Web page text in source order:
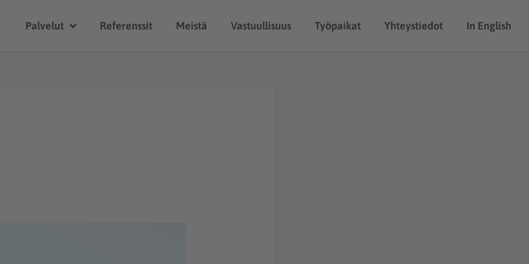
Palvelut Referenssit Meistä Vastuullisuus Työpaikat Yhteystiedot In English